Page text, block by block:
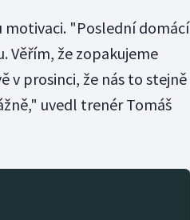
"Poslední domácí
Věřím, že zopakujeme
v prosinci, že nás to stejně
uvedl trenér Tomáš